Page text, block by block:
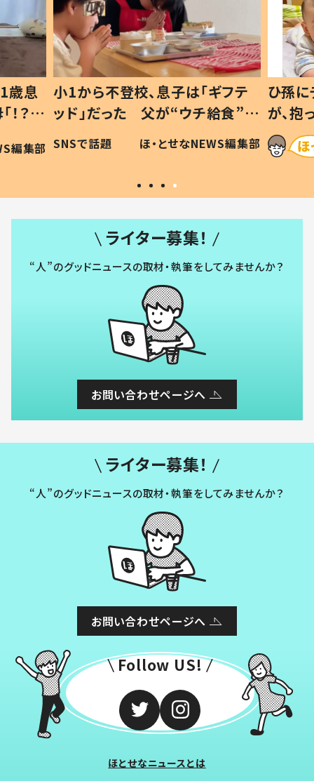
フテ
食”を
編集部
ひ孫にデレデレな80歳じいじ
が、抱っこすると…ひ孫の反応に
「涙が出ました」「可愛くて仕方な
い」
ほ・とせなNEWS編集部
ライター募集！
“人”のグッドニュースの取材・執筆をしてみませんか？
お問い合わせページへ
ライター募集！
“人”のグッドニュースの取材・執筆をしてみませんか？
お問い合わせページへ
Follow US!
ほとせなニュースとは